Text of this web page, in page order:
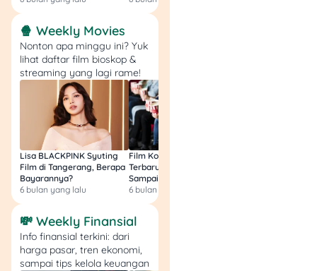
mobil listrik,
Januari-Agustus
2024: 23.045 unit
mobil listrik.
Pros & Cons Mobil
Nah, biar kamu lebih yakin,
cek dulu yuk, kelebihan dan
kekurangan mobil listrik
sebelum beli.
🍿 Weekly Movies
Nonton apa minggu ini? Yuk
lihat daftar film bioskop &
streaming yang lagi rame!
Lisa BLACKPINK Syuting
Film di Tangerang, Berapa
Bayarannya?
6 bulan yang lalu
Film Komedi Indonesia
Terbaru 2026, Siap Ngakak
Sampai Sakit Perut!
6 bulan yang lalu
💸 Weekly Finansial
Info finansial terkini: dari
harga pasar, tren ekonomi,
sampai tips kelola keuangan